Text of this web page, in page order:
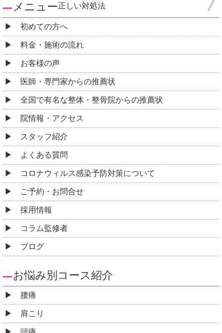
正しい対処法
メニュー
初めての方へ
料金・施術の流れ
お客様の声
医師・専門家からの推薦状
全国で有名な整体・整骨院からの推薦状
院情報・アクセス
スタッフ紹介
よくある質問
コロナウィルス感染予防対策について
ご予約・お問合せ
採用情報
コラム監修者
ブログ
お悩み別コース紹介
腰痛
肩こり